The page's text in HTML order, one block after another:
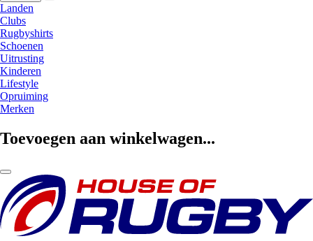
Landen
Clubs
Rugbyshirts
Schoenen
Uitrusting
Kinderen
Lifestyle
Opruiming
Merken
Toevoegen aan winkelwagen...